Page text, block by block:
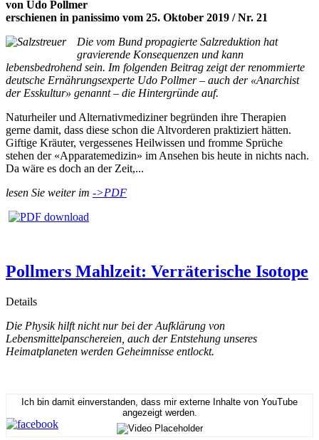
von Udo Pollmer
erschienen in panissimo vom 25. Oktober 2019 / Nr. 21
Die vom Bund propagierte Salzreduktion hat
gravierende Konsequenzen und kann
lebensbedrohend sein. Im folgenden Beitrag zeigt der renommierte
deutsche Ernährungsexperte Udo Pollmer – auch der «Anarchist
der Esskultur» genannt – die Hintergründe auf.
Naturheiler und Alternativmediziner begründen ihre Therapien
gerne damit, dass diese schon die Altvorderen praktiziert hätten.
Giftige Kräuter, vergessenes Heilwissen und fromme Sprüche
stehen der «Apparatemedizin» im Ansehen bis heute in nichts nach.
Da wäre es doch an der Zeit,...
lesen Sie weiter im ->PDF
Pollmers Mahlzeit: Verräterische Isotope
Details
Die Physik hilft nicht nur bei der Aufklärung von
Lebensmittelpanschereien, auch der Entstehung unseres
Heimatplaneten werden Geheimnisse entlockt.
Ich bin damit einverstanden, dass mir externe Inhalte von YouTube
angezeigt werden.